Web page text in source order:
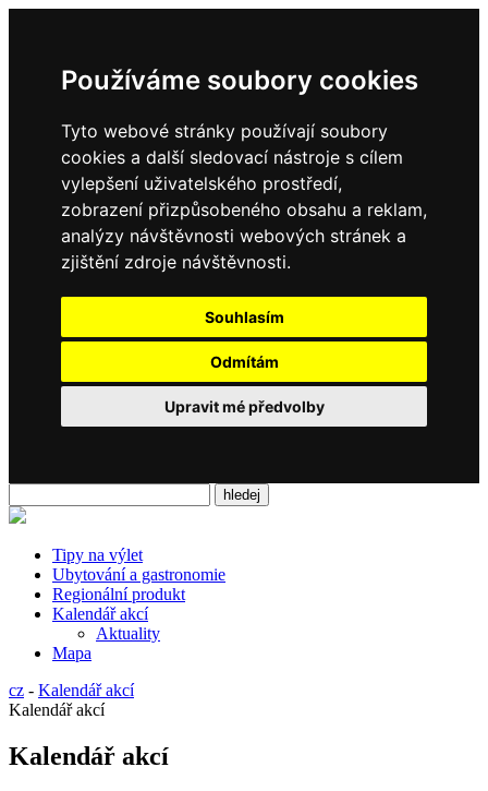
Používáme soubory cookies
Tyto webové stránky používají soubory
cookies a další sledovací nástroje s cílem
vylepšení uživatelského prostředí,
zobrazení přizpůsobeného obsahu a reklam,
analýzy návštěvnosti webových stránek a
zjištění zdroje návštěvnosti.
Souhlasím
Odmítám
Upravit mé předvolby
Tipy na výlet
Ubytování a gastronomie
Regionální produkt
Kalendář akcí
Aktuality
Mapa
cz - Kalendář akcí
Kalendář akcí
Kalendář akcí